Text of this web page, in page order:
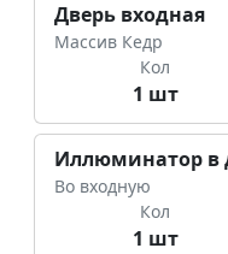
Дверь входная
Массив Кедр
Кол
1 шт
Иллюминатор в
Во входную
Кол
1 шт